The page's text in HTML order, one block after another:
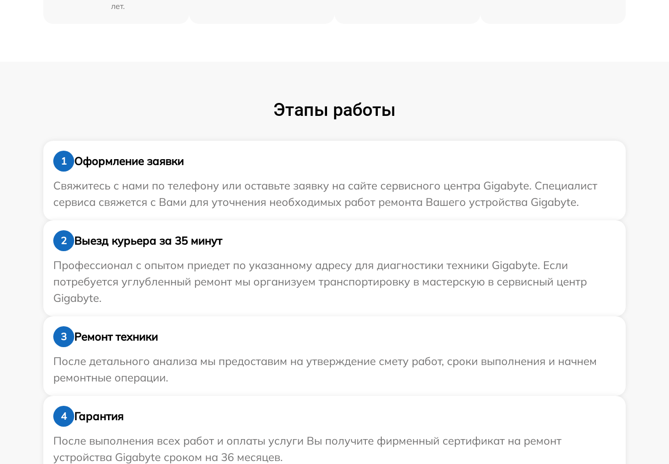
лет.
Этапы работы
1
Оформление заявки
Свяжитесь с нами по телефону или оставьте заявку на сайте сервисного центра Gigabyte. Специалист
сервиса свяжется с Вами для уточнения необходимых работ ремонта Вашего устройства Gigabyte.
2
Выезд курьера за 35 минут
Профессионал с опытом приедет по указанному адресу для диагностики техники Gigabyte. Если
потребуется углубленный ремонт мы организуем транспортировку в мастерскую в сервисный центр
Gigabyte.
3
Ремонт техники
После детального анализа мы предоставим на утверждение смету работ, сроки выполнения и начнем
ремонтные операции.
4
Гарантия
После выполнения всех работ и оплаты услуги Вы получите фирменный сертификат на ремонт
устройства Gigabyte сроком на 36 месяцев.